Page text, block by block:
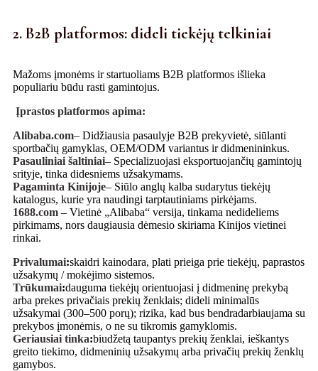
2. B2B platformos: dideli tiekėjų telkiniai
Mažoms įmonėms ir startuoliams B2B platformos išlieka
populiariu būdu rasti gamintojus.
Įprastos platformos apima:
Alibaba.com– Didžiausia pasaulyje B2B prekyvietė, siūlanti
sportbačių gamyklas, OEM/ODM variantus ir didmenininkus.
Pasauliniai šaltiniai– Specializuojasi eksportuojančių gamintojų
srityje, tinka didesniems užsakymams.
Pagaminta Kinijoje– Siūlo anglų kalba sudarytus tiekėjų
katalogus, kurie yra naudingi tarptautiniams pirkėjams.
1688.com – Vietinė „Alibaba“ versija, tinkama nedideliems
pirkimams, nors daugiausia dėmesio skiriama Kinijos vietinei
rinkai.
Privalumai:skaidri kainodara, plati prieiga prie tiekėjų, paprastos
užsakymų / mokėjimo sistemos.
Trūkumai:dauguma tiekėjų orientuojasi į didmeninę prekybą
arba prekes privačiais prekių ženklais; dideli minimalūs
užsakymai (300–500 porų); rizika, kad bus bendradarbiaujama su
prekybos įmonėmis, o ne su tikromis gamyklomis.
Geriausiai tinka:biudžetą taupantys prekių ženklai, ieškantys
greito tiekimo, didmeninių užsakymų arba privačių prekių ženklų
gamybos.